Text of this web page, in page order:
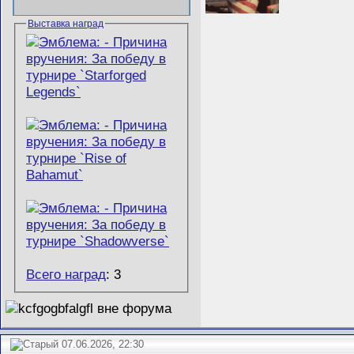
Выставка наград
Всего наград: 3
07.06.2026, 22:30